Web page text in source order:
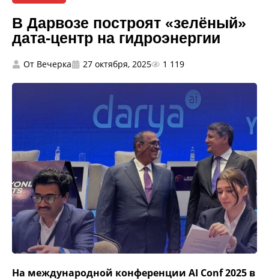
В Дарвозе построят «зелёный»
дата-центр на гидроэнергии
От Вечерка 27 октября, 2025 1 119
На международной конференции AI Conf 2025 в